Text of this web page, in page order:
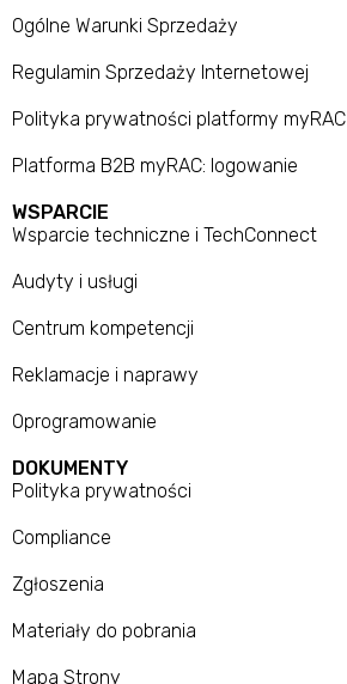
Ogólne Warunki Sprzedaży
Regulamin Sprzedaży Internetowej
Polityka prywatności platformy myRAC
Platforma B2B myRAC: logowanie
WSPARCIE
Wsparcie techniczne i TechConnect
Audyty i usługi
Centrum kompetencji
Reklamacje i naprawy
Oprogramowanie
DOKUMENTY
Polityka prywatności
Compliance
Zgłoszenia
Materiały do pobrania
Mapa Strony